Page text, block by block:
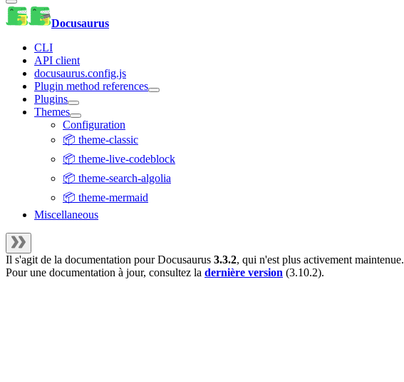
Docusaurus
CLI
API client
docusaurus.config.js
Plugin method references
Plugins
Themes
Configuration
📦 theme-classic
📦 theme-live-codeblock
📦 theme-search-algolia
📦 theme-mermaid
Miscellaneous
Il s'agit de la documentation pourDocusaurus 3.3.2, qui n'est plus activement maintenue.
Pour une documentation à jour, consultez la dernière version (3.10.2).